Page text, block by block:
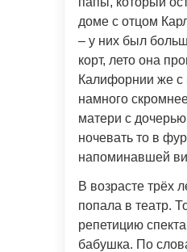
доме с отцом
– у них был
корт, лето она
Калифорнии же
намного
матери с
ночевать то в
напоминавшей
В возрасте трёх
попала в театр.
репетицию
бабушка. По